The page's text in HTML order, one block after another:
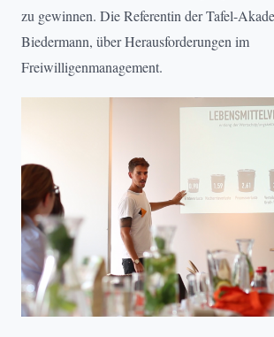
zu gewinnen. Die Referentin der Tafel-
Biedermann, über Herausforderungen im
Freiwilligenmanagement.